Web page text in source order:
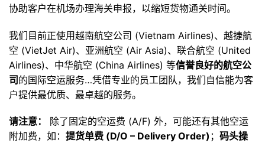
协助客户在机场办理海关申报，以缩短货物通关时间。
我们目前正使用越南航空公司 (Vietnam Airlines)、越捷航
空 (VietJet Air)、亚洲航空 (Air Asia)、联合航空 (United
Airlines)、中华航空 (China Airlines) 等信誉良好的航空公
司的国际空运服务…凭借专业的员工团队，我们自信能为客
户提供最优质、最卓越的服务。
请注意：
除了固定的空运费 (A/F) 外，可能还有其他空运
附加费，如： 提货单费 (D/O – Delivery Order) ； 码头操